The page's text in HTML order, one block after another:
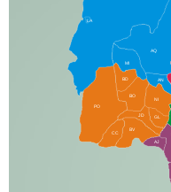
AQ
MI
AN
BD
BO
NI
JD
PO
BV
CC
AJ
GL
LA